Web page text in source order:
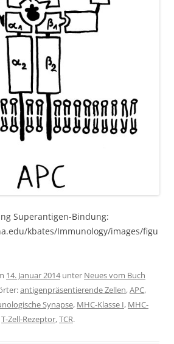
Superantigen-Bindung:
kbates/Immunology/images/figu
14. Januar 2014unter Neues vom Buch
antigenpräsentierende Zellen,APC,
Synapse, MHC-Klasse I, MHC-
T-Zell-Rezeptor,TCR.